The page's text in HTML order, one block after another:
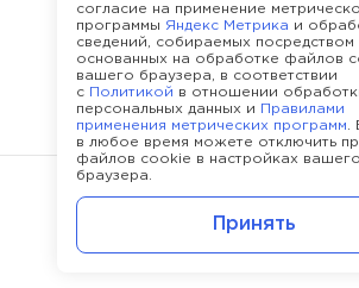
О команде Happy Job
©2013 - 2026.
Политика
согласие на применение
программы Яндекс Метрика и
сведений, собираемых посредством
основанных на обработке файлов
вашего браузера, в соответствии
с Политикой в отношении
персональных данных и
Правилами
применения метрических программ .
в любое время можете отключить
файлов cookie в настройках вашего
браузера.
Принять